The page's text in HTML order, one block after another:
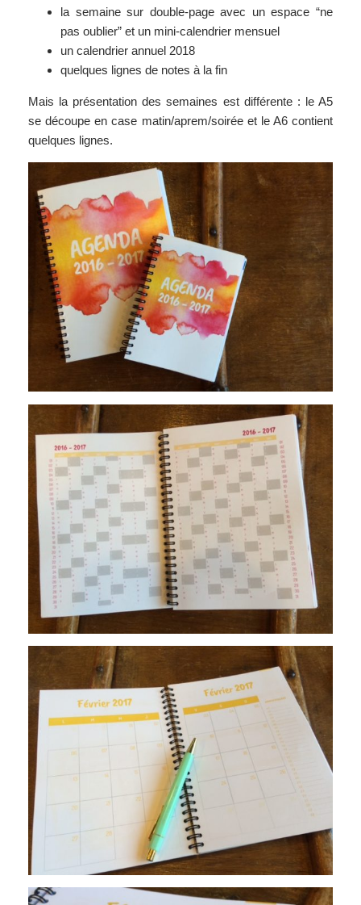
la semaine sur double-page avec un espace “ne
pas oublier” et un mini-calendrier mensuel
un calendrier annuel 2018
quelques lignes de notes à la fin
Mais la présentation des semaines est différente : le A5
se découpe en case matin/aprem/soirée et le A6 contient
quelques lignes.